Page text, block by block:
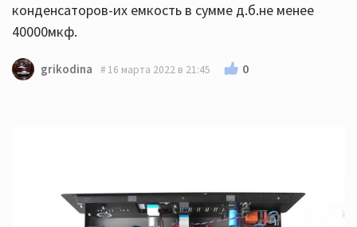
конденсаторов-их емкость в сумме д.б.не менее
40000мкф.
grikodina 16 марта 2022 в 21:45 0